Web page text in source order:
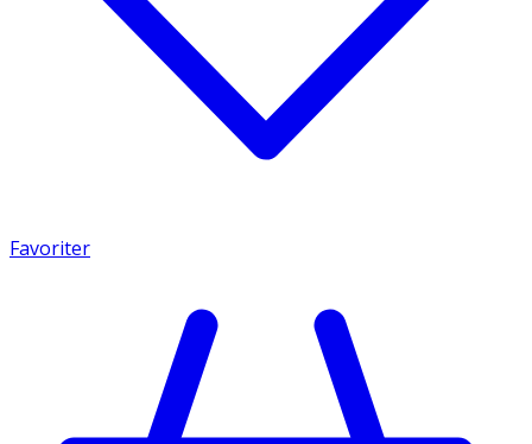
Favoriter